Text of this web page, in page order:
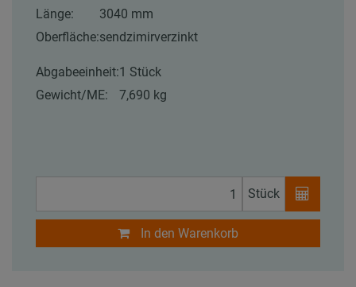
Länge:
3040 mm
Oberfläche:sendzimirverzinkt
Abgabeeinheit:1 Stück
Gewicht/ME:
7,690 kg
Stück
In den Warenkorb